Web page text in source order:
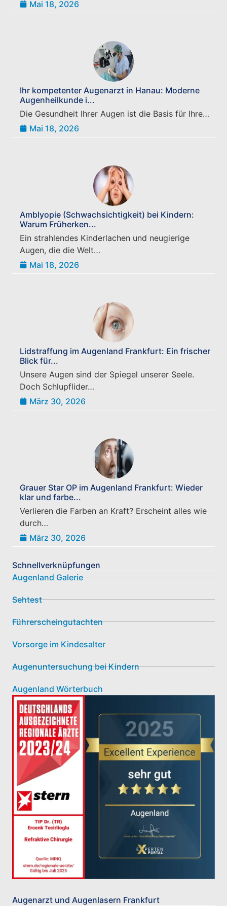
Mai 18, 2026
Ihr kompetenter Augenarzt in Hanau: Moderne
Augenheilkunde i...
Die Gesundheit Ihrer Augen ist die Basis für Ihre…
Mai 18, 2026
Amblyopie (Schwachsichtigkeit) bei Kindern:
Warum Früherken...
Ein strahlendes Kinderlachen und neugierige
Augen, die die Welt…
Mai 18, 2026
Lidstraffung im Augenland Frankfurt: Ein frischer
Blick für...
Unsere Augen sind der Spiegel unserer Seele.
Doch Schlupflider…
März 30, 2026
Grauer Star OP im Augenland Frankfurt: Wieder
klar und farbe...
Verlieren die Farben an Kraft? Erscheint alles wie
durch…
März 30, 2026
Schnellverknüpfungen
Augenland Galerie
Sehtest
Führerscheingutachten
Vorsorge im Kindesalter
Augenuntersuchung bei Kindern
Augenland Wörterbuch
Augenarzt und Augenlasern Frankfurt